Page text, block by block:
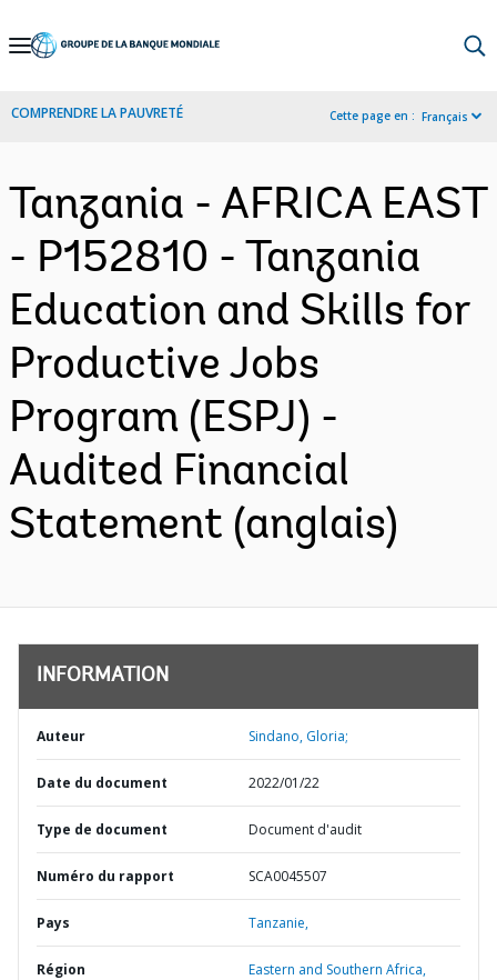
Skip
Navigation
COMPRENDRE LA PAUVRETÉ Cette page en : Français
Tanzania - AFRICA EAST
- P152810 - Tanzania
Education and Skills for
Productive Jobs
Program (ESPJ) -
Audited Financial
Statement (anglais)
INFORMATION
Auteur Sindano, Gloria;
Date du document 2022/01/22
Type de document Document d'audit
Numéro du rapport SCA0045507
Pays Tanzanie,
Région Eastern and Southern Africa,